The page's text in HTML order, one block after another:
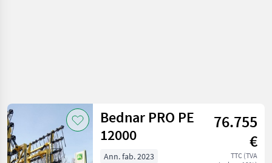
Bednar PRO PE
12000
76.755
€
TTC (TVA
Ann. fab. 2023